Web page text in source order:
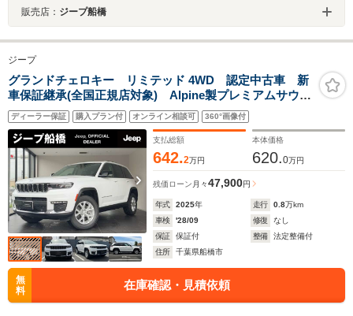
販売店： ジープ船橋
ジープ
グランドチェロキー リミテッド 4WD 認定中古車 新
車保証継承(全国正規店対象) Alpine製プレミアムサウン
ド 純正メモリーナビ ブラックレザーシート サラウ
ンドビューカメラ LEDヘッドライト ヘッドアップデ
ィスプレイ ETC2.0 純正18インチAW
ディーラー保証 購入プラン付 オンライン相談可 360°画像付
支払総額
642.2万円
本体価格
620.0万円
残価ローン 月々47,900円
年式 2025年 走行 0.8万km
車検
'28/09 修復
なし
保証
保証付 整備
法定整備付
住所
千葉県船橋市
無
料
在庫確認・見積依頼